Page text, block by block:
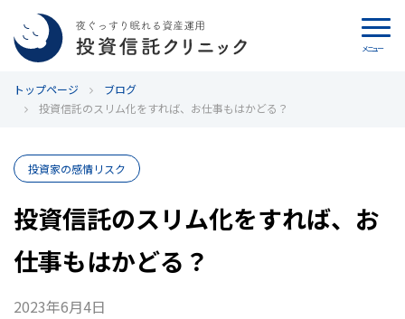
メニュー
カウンセリング
代表カン・チュンド
投資信託クリニックとは
トップページ
ブログ
投資信託のスリム化をすれば、お仕事もはかどる？
投資家の感情リスク
投資信託のスリム化をすれば、お
仕事もはかどる？
2023年6月4日